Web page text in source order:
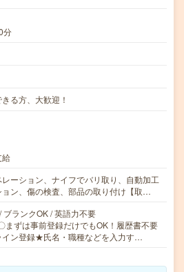
分
る方、大歓迎！
給
ーション、ナイフでバリ取り、自動加工
ン、傷の検査、部品の取り付け【取…
ブランクOK / 英語力不要
ずは事前登録だけでもOK！履歴書不要
イン登録★氏名・職種などを入力す…